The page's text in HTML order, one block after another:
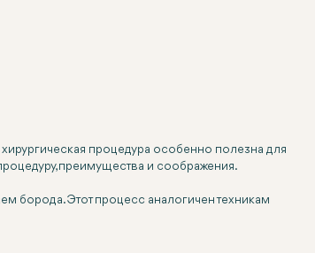
процедура особенно полезна для
преимущества и соображения.
борода. Этот процесс аналогичен техникам